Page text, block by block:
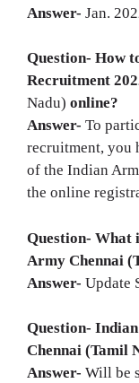
Answer- Jan.
Question- How
Recruitment
Nadu) online?
Answer- To
recruitment, you
of the Indian
the online
Question- What
Army Chennai
Answer- Update
Question-
Chennai (Tamil
Answer- Will be